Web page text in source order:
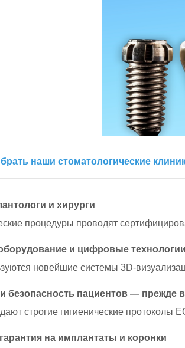
наши стоматологические
и хирурги
процедуры проводят
и цифровые
новейшие системы 3D-
безопасность пациентов — прежде
строгие гигиенические протоколы
на имплантаты и коронки